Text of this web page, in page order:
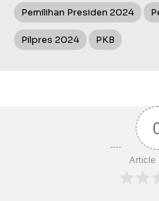
Pemilihan Presiden 2024
Pilpres 2024 PKB
Article